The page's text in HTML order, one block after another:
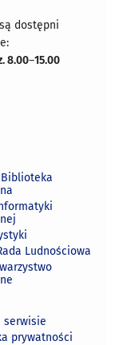
dostępni
8.00–15.00
Ludnościowa
serwisie
prywatności